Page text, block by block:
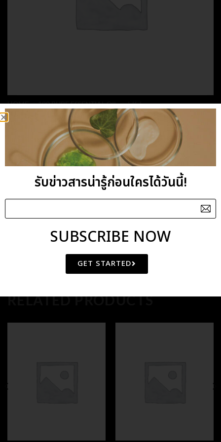
HOME / 100 PURE ESSENTIAL OIL / J-K-L
KAFFIR LIME, FRUIT
ESSENTIAL OIL
RELATED PRODUCTS
รับข่าวสารน่ารู้ก่อนใครได้วันนี้!
SUBSCRIBE NOW
GET STARTED